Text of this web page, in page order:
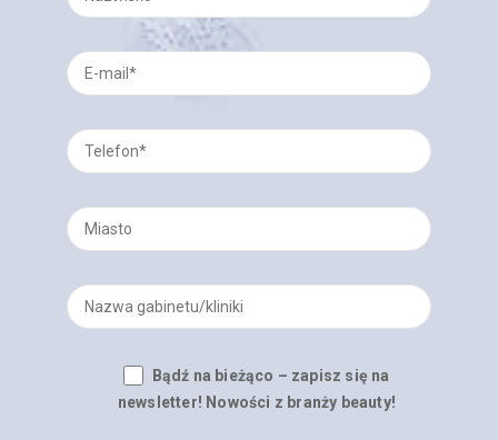
Bądź na bieżąco – zapisz się na
newsletter! Nowości z branży beauty!